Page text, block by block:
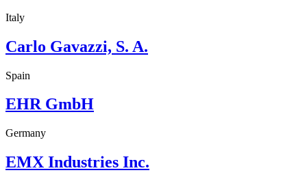
Italy
Carlo Gavazzi, S. A.
Spain
EHR GmbH
Germany
EMX Industries Inc.